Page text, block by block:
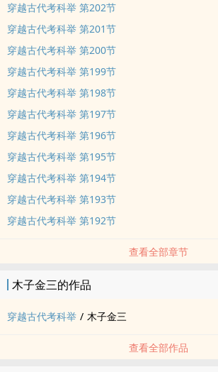
分割线—— 注：男主言情，主线科举做官，前期
会在考中秀才后，开启万里寻医支线剧情，伴随
出场晚【113章出场】，感情戏较少。 再注：以
前三分之一文风偏沉重，中期及后期文风偏轻松
古代经文，作者基本会在每章作话注明，偶有遗
关键字：主角：程叙言 ┃ 配角： ┃ 其它：科举
介：从懦弱村童成长为一代能臣 立意：努力上进
简评： 本文讲述了一个少年人病故后穿越到古代
仍然心向光明努力念书，后通过科举入仕，为官
难不能磨其志，风雨中小树终成良木。 本文表达
而在其精神。永远不向苦难低头。故事情节跌宕
穿越古代考科举 第202节
穿越古代考科举 第201节
穿越古代考科举 第200节
穿越古代考科举 第199节
穿越古代考科举 第198节
穿越古代考科举 第197节
穿越古代考科举 第196节
穿越古代考科举 第195节
穿越古代考科举 第194节
穿越古代考科举 第193节
穿越古代考科举 第192节
查看全部章节
木子金三的作品
穿越古代考科举 / 木子金三
查看全部作品